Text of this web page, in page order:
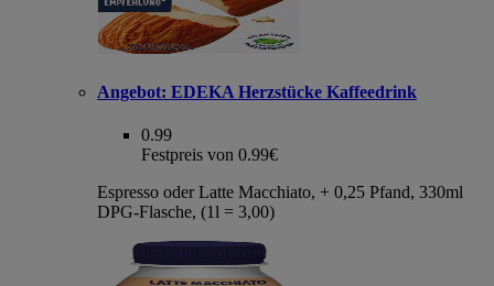
Angebot: EDEKA Herzstücke Kaffeedrink
0.99
Festpreis von 0.99€
Espresso oder Latte Macchiato, + 0,25 Pfand, 330ml
DPG-Flasche, (1l = 3,00)